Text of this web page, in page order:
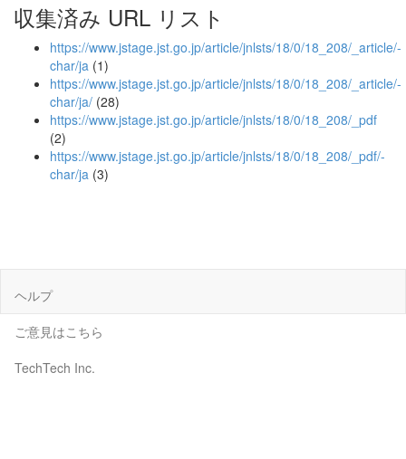
収集済み URL リスト
https://www.jstage.jst.go.jp/article/jnlsts/18/0/18_208/_article/-
char/ja (1)
https://www.jstage.jst.go.jp/article/jnlsts/18/0/18_208/_article/-
char/ja/ (28)
https://www.jstage.jst.go.jp/article/jnlsts/18/0/18_208/_pdf
(2)
https://www.jstage.jst.go.jp/article/jnlsts/18/0/18_208/_pdf/-
char/ja (3)
ヘルプ
ご意見はこちら
TechTech Inc.